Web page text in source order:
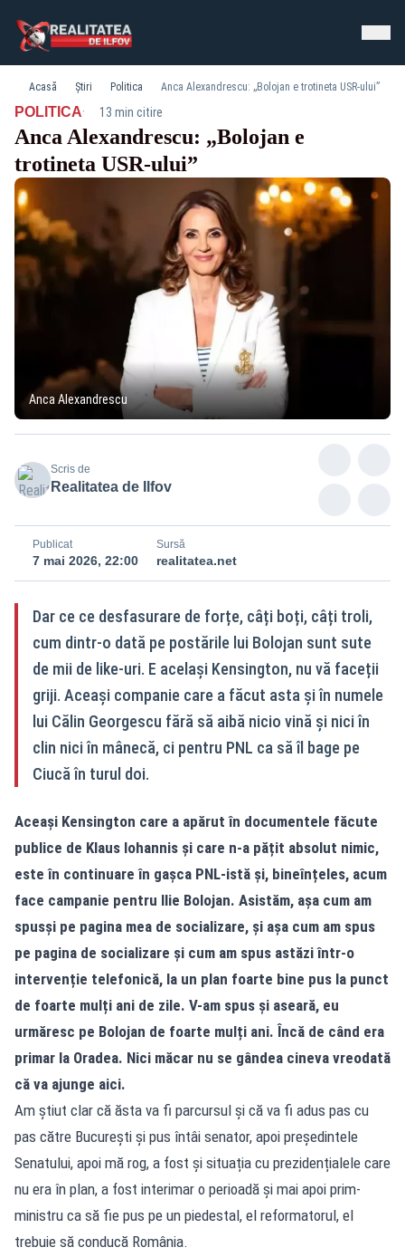
Acasă Știri Politica Anca Alexandrescu: „Bolojan e trotineta USR-ului”
POLITICA· 13 min citire
Anca Alexandrescu: „Bolojan e
trotineta USR-ului”
Anca Alexandrescu
Scris de
Realitatea de Ilfov
Publicat
7 mai 2026, 22:00
Sursă
realitatea.net
Dar ce ce desfasurare de forțe, câți boți, câți troli,
cum dintr-o dată pe postările lui Bolojan sunt sute
de mii de like-uri. E același Kensington, nu vă faceții
griji. Aceași companie care a făcut asta și în numele
lui Călin Georgescu fără să aibă nicio vină și nici în
clin nici în mânecă, ci pentru PNL ca să îl bage pe
Ciucă în turul doi.
Aceași Kensington care a apărut în documentele făcute
publice de Klaus Iohannis și care n-a pățit absolut nimic,
este în continuare în gașca PNL-istă și, bineînțeles, acum
face campanie pentru Ilie Bolojan. Asistăm, așa cum am
spusși pe pagina mea de socializare, și așa cum am spus
pe pagina de socializare și cum am spus astăzi într-o
intervenție telefonică, la un plan foarte bine pus la punct
de foarte mulți ani de zile. V-am spus și aseară, eu
urmăresc pe Bolojan de foarte mulți ani. Încă de când era
primar la Oradea. Nici măcar nu se gândea cineva vreodată
că va ajunge aici.
Am știut clar că ăsta va fi parcursul și că va fi adus pas cu
pas către București și pus întâi senator, apoi președintele
Senatului, apoi mă rog, a fost și situația cu prezidențialele care
nu era în plan, a fost interimar o perioadă și mai apoi prim-
ministru ca să fie pus pe un piedestal, el reformatorul, el
trebuie să conducă România.